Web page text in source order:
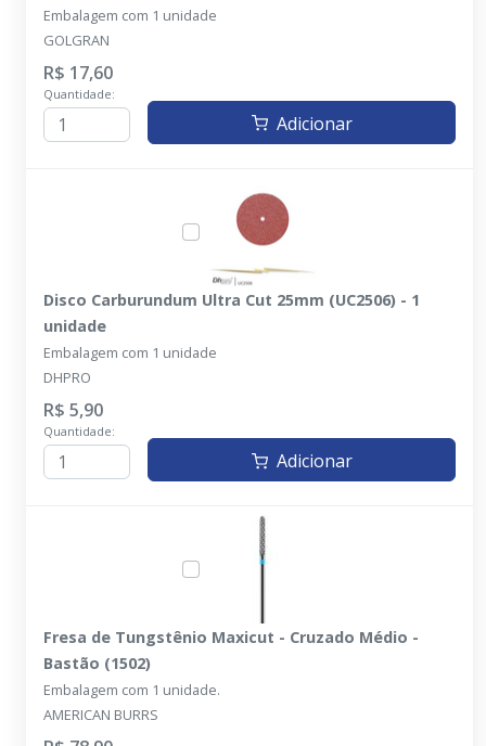
Embalagem com 1 unidade
GOLGRAN
R$ 17,60
Quantidade:
Adicionar
Disco Carburundum Ultra Cut 25mm (UC2506) - 1
unidade
Embalagem com 1 unidade
DHPRO
R$ 5,90
Quantidade:
Adicionar
Fresa de Tungstênio Maxicut - Cruzado Médio -
Bastão (1502)
Embalagem com 1 unidade.
AMERICAN BURRS